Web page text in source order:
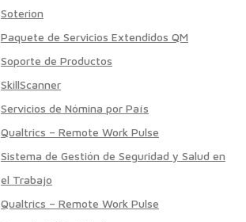
Soterion
Paquete de Servicios Extendidos QM
Soporte de Productos
SkillScanner
Servicios de Nómina por País
Qualtrics – Remote Work Pulse
Sistema de Gestión de Seguridad y Salud en
el Trabajo
Qualtrics – Remote Work Pulse